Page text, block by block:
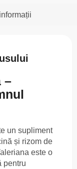
–
un supliment
și rizom de
este o
pentru